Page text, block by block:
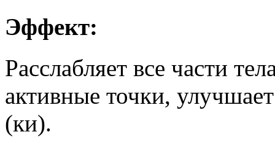
Эффект:
Расслабляет все части
активные точки,
(ки).